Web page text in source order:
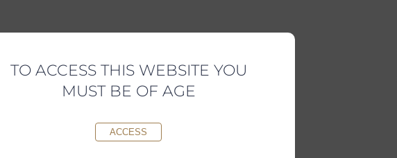
TO ACCESS THIS WEBSITE YOU
MUST BE OF AGE
ACCESS